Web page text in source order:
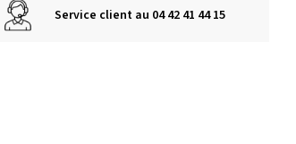
Service client au 04 42 41 44 15